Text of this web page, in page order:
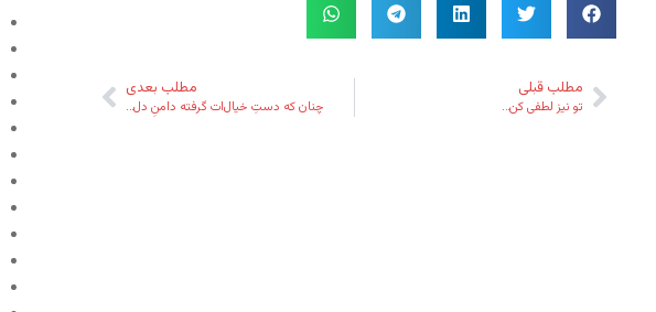
مطلب قبلی
تو نیز لطفی کن…
مطلب بعدی
چنان که دستِ خیال‌ات گرفته دامنِ دل…